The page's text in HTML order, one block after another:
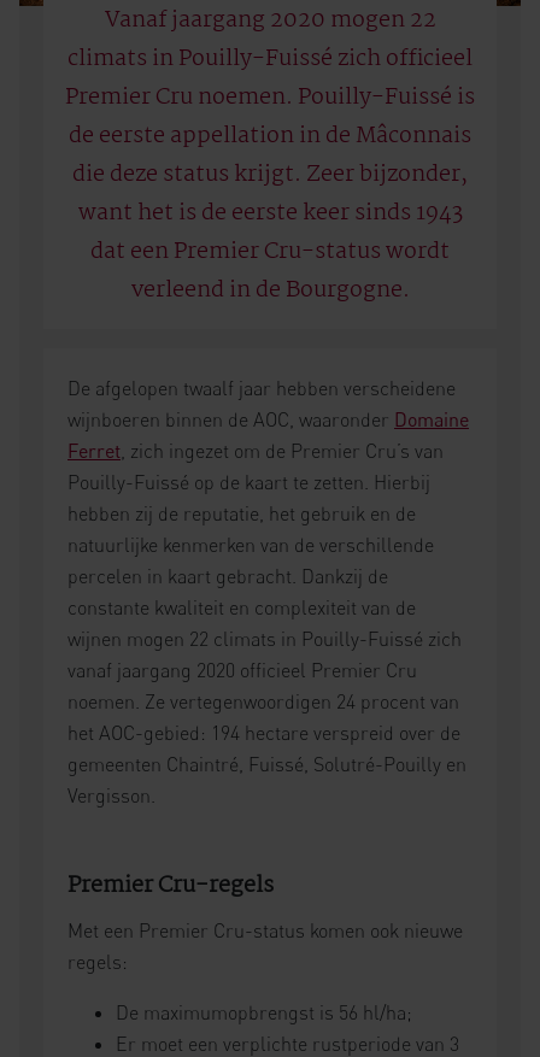
Vanaf jaargang 2020 mogen 22
climats in Pouilly-Fuissé zich officieel
Premier Cru noemen. Pouilly-Fuissé is
de eerste appellation in de Mâconnais
die deze status krijgt. Zeer bijzonder,
want het is de eerste keer sinds 1943
dat een Premier Cru-status wordt
verleend in de Bourgogne.
De afgelopen twaalf jaar hebben verscheidene
wijnboeren binnen de AOC, waaronder Domaine
Ferret , zich ingezet om de Premier Cru’s van
Pouilly-Fuissé op de kaart te zetten. Hierbij
hebben zij de reputatie, het gebruik en de
natuurlijke kenmerken van de verschillende
percelen in kaart gebracht. Dankzij de
constante kwaliteit en complexiteit van de
wijnen mogen 22 climats in Pouilly-Fuissé zich
vanaf jaargang 2020 officieel Premier Cru
noemen. Ze vertegenwoordigen 24 procent van
het AOC-gebied: 194 hectare verspreid over de
gemeenten Chaintré, Fuissé, Solutré-Pouilly en
Vergisson.
Premier Cru-regels
Met een Premier Cru-status komen ook nieuwe
regels:
De maximumopbrengst is 56 hl/ha;
Er moet een verplichte rustperiode van 3